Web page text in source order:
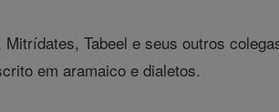
Tabeel e seus outros
em aramaico e dialetos.